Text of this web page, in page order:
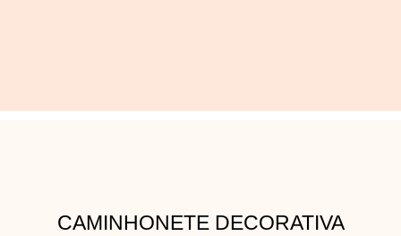
CAMINHONETE DECORATIVA